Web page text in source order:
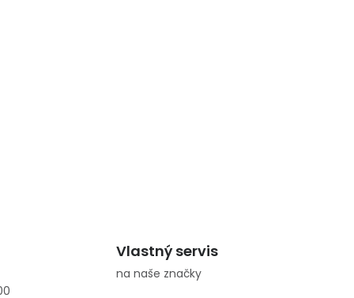
Vlastný servis
na naše značky